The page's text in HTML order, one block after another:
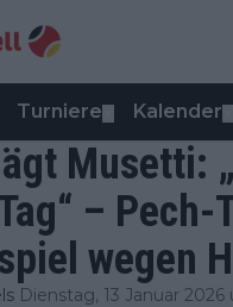
Turniere Kalender
Musetti:
–
wegen
Dienstag, 13 Januar 2026